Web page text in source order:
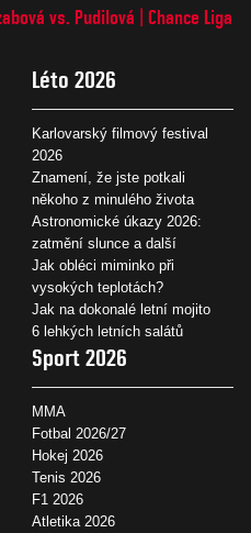
vs. Pudilová
Chance Liga
Léto 2026
Karlovarský filmový festival
2026
Znamení, že jste potkali
někoho z minulého života
Astronomické úkazy 2026:
zatmění slunce a další
Jak obléci miminko při
vysokých teplotách?
Jak na dokonalé letní mojito
6 lehkých letních salátů
Sport 2026
MMA
Fotbal 2026/27
Hokej 2026
Tenis 2026
F1 2026
Atletika 2026